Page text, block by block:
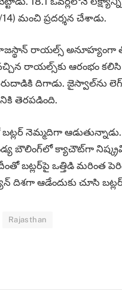
14) మంచి ప్రదర్శన చేశాడు.
రాయల్స్‌ అనూహ్యంగా
రాయల్స్‌కు ఆరంభం
దిగాడు. జైస్వాల్‌ను
తెరపడింది.
నెమ్మదిగా ఆడుతున్నాడు.
బౌలింగ్‌లో క్యాచౌట్‌గా
బట్లర్‌పై ఒత్తిడి మరింత
దిశగా ఆడేందుకు చూసి
Rajasthan